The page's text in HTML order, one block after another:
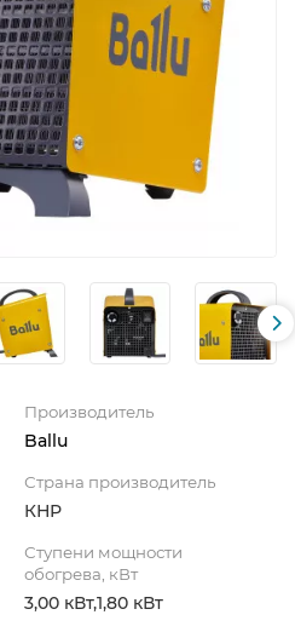
Производитель
Ballu
Страна производитель
КНР
Ступени мощности
обогрева, кВт
3,00 кВт,1,80 кВт